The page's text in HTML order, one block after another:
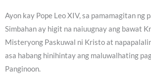
Ayon kay Pope Leo XIV, sa pamamagitan ng
Simbahan ay higit na naiuugnay ang bawat
Misteryong Paskuwal ni Kristo at
asa habang hinihintay ang maluwalhating
Panginoon.